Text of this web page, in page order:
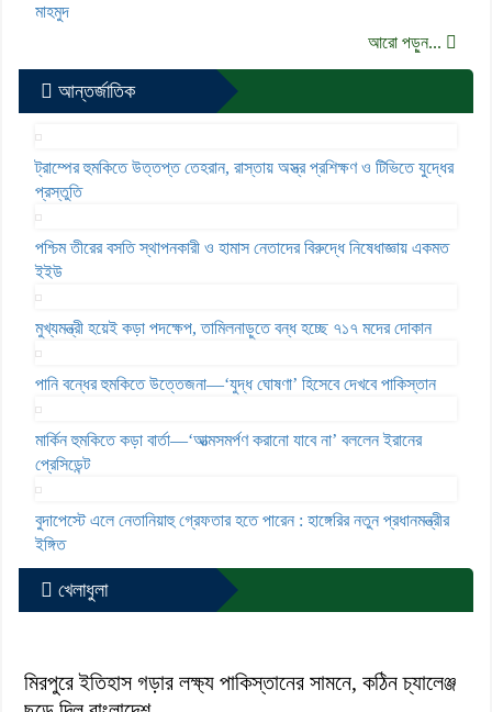
মাহমুদ
আরো পড়ুন...
আন্তর্জাতিক
ট্রাম্পের হুমকিতে উত্তপ্ত তেহরান, রাস্তায় অস্ত্র প্রশিক্ষণ ও টিভিতে যুদ্ধের
প্রস্তুতি
পশ্চিম তীরের বসতি স্থাপনকারী ও হামাস নেতাদের বিরুদ্ধে নিষেধাজ্ঞায় একমত
ইইউ
মুখ্যমন্ত্রী হয়েই কড়া পদক্ষেপ, তামিলনাড়ুতে বন্ধ হচ্ছে ৭১৭ মদের দোকান
পানি বন্ধের হুমকিতে উত্তেজনা—‘যুদ্ধ ঘোষণা’ হিসেবে দেখবে পাকিস্তান
মার্কিন হুমকিতে কড়া বার্তা—‘আত্মসমর্পণ করানো যাবে না’ বললেন ইরানের
প্রেসিডেন্ট
বুদাপেস্টে এলে নেতানিয়াহু গ্রেফতার হতে পারেন : হাঙ্গেরির নতুন প্রধানমন্ত্রীর
ইঙ্গিত
খেলাধুলা
মিরপুরে ইতিহাস গড়ার লক্ষ্য পাকিস্তানের সামনে, কঠিন চ্যালেঞ্জ